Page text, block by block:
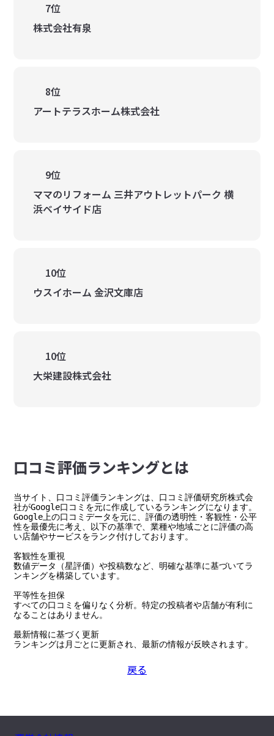
7位
株式会社有泉
8位
アートテラスホーム株式会社
9位
ママのリフォーム 三井アウトレットパーク 横
浜ベイサイド店
10位
ウスイホーム 金沢文庫店
10位
大栄建設株式会社
⼝コミ評価ランキングとは
当サイト、口コミ評価ランキングは、口コミ評価研究所株式会
社がGoogle口コミを元に作成しているランキングになります。
Google上の口コミデータを元に、評価の透明性・客観性・公平
性を最優先に考え、以下の基準で、業種や地域ごとに評価の高
い店舗やサービスをランク付けしております。
客観性を重視
数値データ（星評価）や投稿数など、明確な基準に基づいてラ
ンキングを構築しています。
平等性を担保
すべての口コミを偏りなく分析。特定の投稿者や店舗が有利に
なることはありません。
最新情報に基づく更新
ランキングは月ごとに更新され、最新の情報が反映されます。
戻る